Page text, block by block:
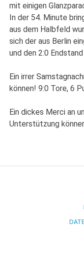
mit einigen
In der 54. Minute
aus dem Halbfeld
sich der aus Berlin
und den 2:0
Ein irrer
können! 9:0 Tore, 6
Ein dickes Merci an
Unterstützung